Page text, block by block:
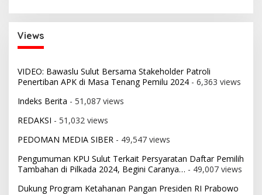
Views
VIDEO: Bawaslu Sulut Bersama Stakeholder Patroli
Penertiban APK di Masa Tenang Pemilu 2024 - 6,363 views
Indeks Berita - 51,087 views
REDAKSI - 51,032 views
PEDOMAN MEDIA SIBER - 49,547 views
Pengumuman KPU Sulut Terkait Persyaratan Daftar Pemilih
Tambahan di Pilkada 2024, Begini Caranya… - 49,007 views
Dukung Program Ketahanan Pangan Presiden RI Prabowo